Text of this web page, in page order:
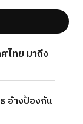
ไทย มาถึง
อ้างป้องกัน